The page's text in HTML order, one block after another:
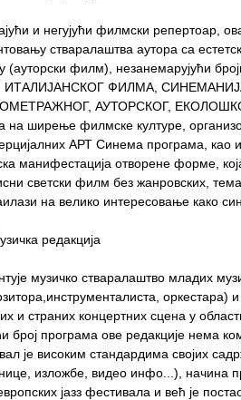
и негујући филмски репертоар,
стваралаштва аутора са
(ауторски филм), незанемарујући
ИТАЛИЈАНСКОГ ФИЛМА,
АУТОРСКОГ,
на ширење филмске културе,
АРТ Синема програма, као
манифестација отворене форме,
светски филм без жанровских,
на велико интересовање како
редакција
музичко стваралаштво младих
оркестара)
и страних концертних сцена у
број програма ове редакције нема
је високим стандардима својих
изложбе, видео инфо...), начина
јазз фестивала и већ је